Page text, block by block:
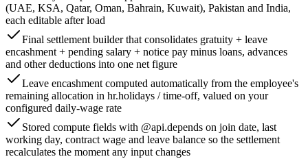
(UAE, KSA, Qatar, Oman, Bahrain, Kuwait), Pakistan and India,
each editable after load
Final settlement builder that consolidates gratuity + leave
encashment + pending salary + notice pay minus loans, advances
and other deductions into one net figure
Leave encashment computed automatically from the employee's
remaining allocation in hr.holidays / time-off, valued on your
configured daily-wage rate
Stored compute fields with @api.depends on join date, last
working day, contract wage and leave balance so the settlement
recalculates the moment any input changes